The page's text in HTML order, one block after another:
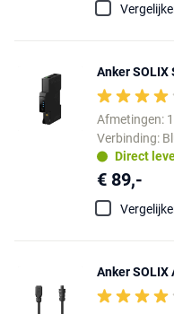
Anker
Afmetingen:
Verbinding:
Direct
€ 89,-
Anker SOLIX